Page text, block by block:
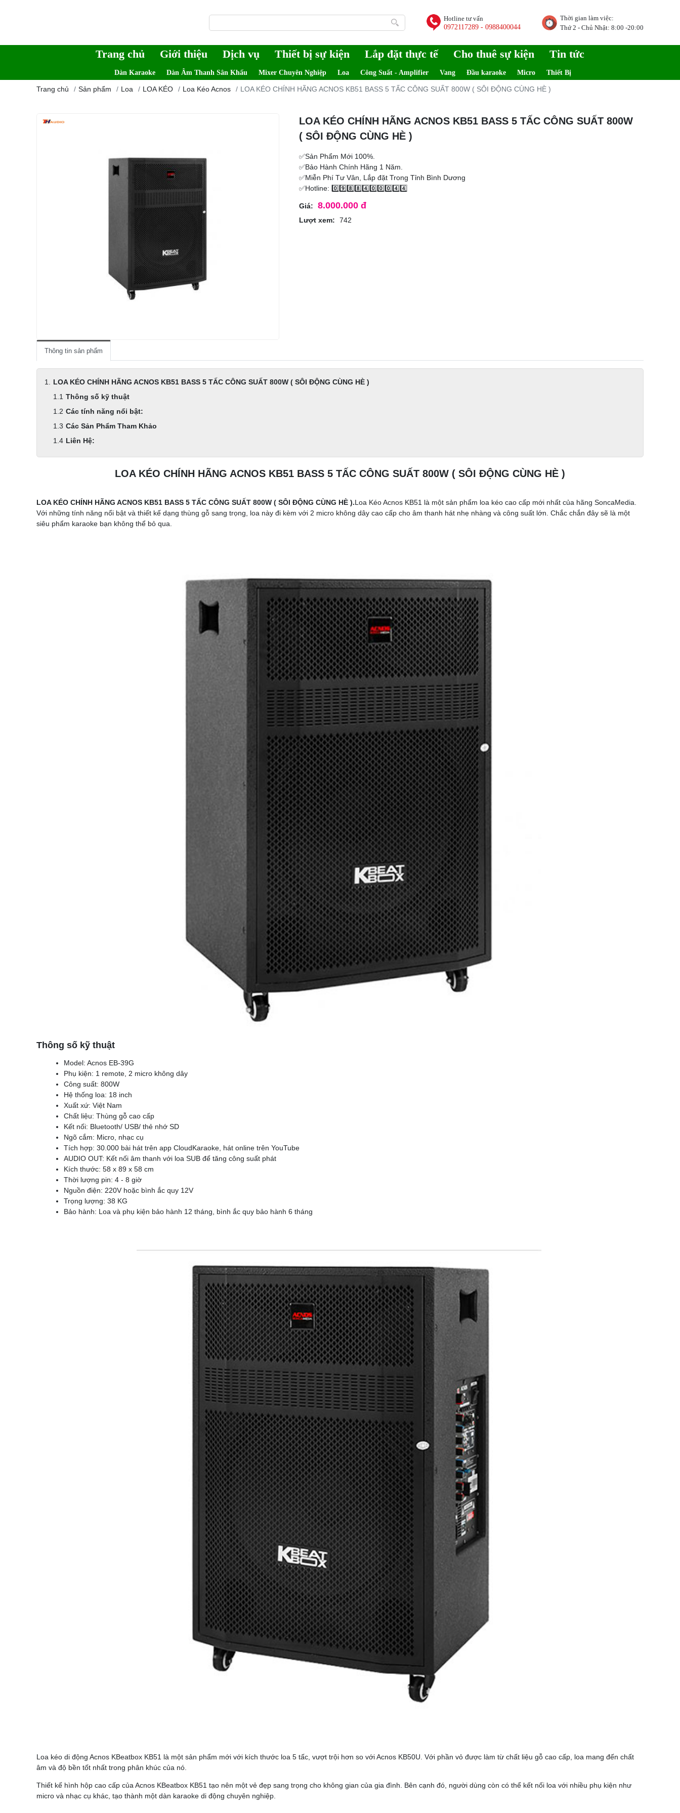
Hotline tư vấn
0972117289 - 0988400044
Thời gian làm việc:
Thứ 2 - Chủ Nhật: 8:00 -20:00
Trang chủ Giới thiệu Dịch vụ Thiết bị sự kiện Lắp đặt thực tế Cho thuê sự kiện Tin tức
Dàn Karaoke Dàn Âm Thanh Sân Khấu Mixer Chuyên Nghiệp Loa Công Suất - Amplifier Vang Đầu karaoke Micro Thiết Bị
Trang chủ Sản phẩm Loa LOA KÉO Loa Kéo Acnos LOA KÉO CHÍNH HÃNG ACNOS KB51 BASS 5 TẤC CÔNG SUẤT 800W ( SÔI ĐỘNG CÙNG HÈ )
LOA KÉO CHÍNH HÃNG ACNOS KB51 BASS 5 TẤC CÔNG SUẤT 800W
( SÔI ĐỘNG CÙNG HÈ )
✅Sản Phẩm Mới 100%.
✅Bảo Hành Chính Hãng 1 Năm.
✅Miễn Phí Tư Vân, Lắp đặt Trong Tỉnh Bình Dương
✅Hotline: 0️⃣9️⃣8️⃣8️⃣4️⃣0️⃣0️⃣0️⃣4️⃣4️⃣
Giá: 8.000.000 đ
Lượt xem: 742
Thông tin sản phẩm
LOA KÉO CHÍNH HÃNG ACNOS KB51 BASS 5 TẤC CÔNG SUẤT 800W ( SÔI ĐỘNG CÙNG HÈ )
Thông số kỹ thuật
Các tính năng nổi bật:
Các Sản Phẩm Tham Khảo
Liên Hệ:
LOA KÉO CHÍNH HÃNG ACNOS KB51 BASS 5 TẤC CÔNG SUẤT 800W ( SÔI ĐỘNG CÙNG HÈ )
LOA KÉO CHÍNH HÃNG ACNOS KB51 BASS 5 TẤC CÔNG SUẤT 800W ( SÔI ĐỘNG CÙNG HÈ ).Loa Kéo Acnos KB51 là một sản phẩm loa kéo cao cấp mới nhất của hãng SoncaMedia.
Với những tính năng nổi bật và thiết kế dạng thùng gỗ sang trọng, loa này đi kèm với 2 micro không dây cao cấp cho âm thanh hát nhẹ nhàng và công suất lớn. Chắc chắn đây sẽ là một
siêu phẩm karaoke bạn không thể bỏ qua.
Thông số kỹ thuật
Model: Acnos EB-39G
Phụ kiện: 1 remote, 2 micro không dây
Công suất: 800W
Hệ thống loa: 18 inch
Xuất xứ: Việt Nam
Chất liệu: Thùng gỗ cao cấp
Kết nối: Bluetooth/ USB/ thẻ nhớ SD
Ngõ cắm: Micro, nhạc cụ
Tích hợp: 30.000 bài hát trên app CloudKaraoke, hát online trên YouTube
AUDIO OUT: Kết nối âm thanh với loa SUB để tăng công suất phát
Kích thước: 58 x 89 x 58 cm
Thời lượng pin: 4 - 8 giờ
Nguồn điện: 220V hoặc bình ắc quy 12V
Trọng lượng: 38 KG
Bảo hành: Loa và phụ kiện bảo hành 12 tháng, bình ắc quy bảo hành 6 tháng
Loa kéo di động Acnos KBeatbox KB51 là một sản phẩm mới với kích thước loa 5 tấc, vượt trội hơn so với Acnos KB50U. Với phần vỏ được làm từ chất liệu gỗ cao cấp, loa mang đến chất
âm và độ bền tốt nhất trong phân khúc của nó.
Thiết kế hình hộp cao cấp của Acnos KBeatbox KB51 tạo nên một vẻ đẹp sang trọng cho không gian của gia đình. Bên cạnh đó, người dùng còn có thể kết nối loa với nhiều phụ kiện như
micro và nhạc cụ khác, tạo thành một dàn karaoke di động chuyên nghiệp.